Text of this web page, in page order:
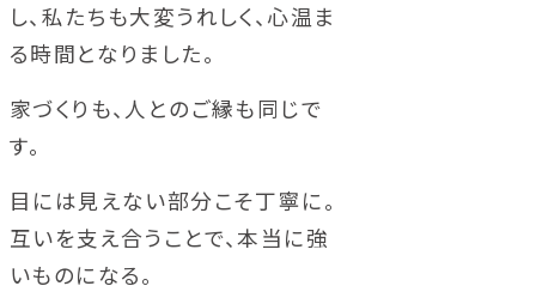
し、私たちも大変うれしく、心温ま
る時間となりました。
家づくりも、人とのご縁も同じで
す。
目には見えない部分こそ丁寧に。
互いを支え合うことで、本当に強
いものになる。